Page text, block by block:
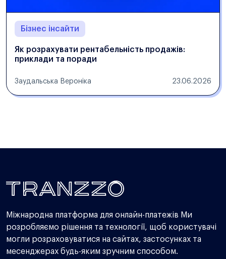
Бізнес інсайти
Як розрахувати рентабельність продажів:
приклади та поради
Заудальська Вероніка 23.06.2026
Міжнародна платформа для онлайн-платежів Ми
розробляємо рішення та технології, щоб користувачі
могли розраховуватися на сайтах, застосунках та
месенджерах будь-яким зручним способом.